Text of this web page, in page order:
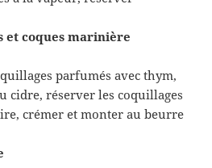
et coques marinière
parfumés avec thym,
cidre, réserver les coquillages
crémer et monter au beurre